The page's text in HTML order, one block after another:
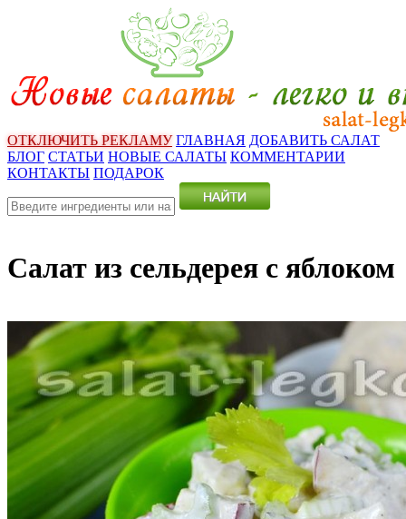
ОТКЛЮЧИТЬ РЕКЛАМУ ГЛАВНАЯ ДОБАВИТЬ САЛАТ
БЛОГ СТАТЬИ НОВЫЕ САЛАТЫ КОММЕНТАРИИ
КОНТАКТЫ ПОДАРОК
Салат из сельдерея с яблоком